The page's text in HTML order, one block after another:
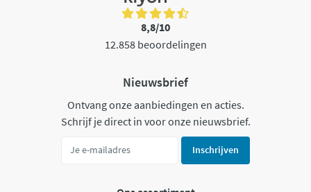
8,8/10
12.858 beoordelingen
Nieuwsbrief
Ontvang onze aanbiedingen en acties.
Schrijf je direct in voor onze nieuwsbrief.
Inschrijven